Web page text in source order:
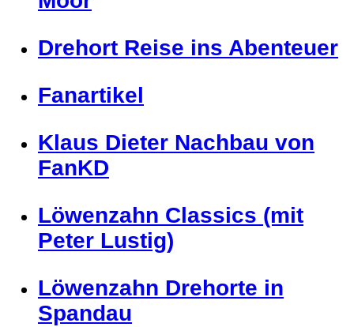
Drehort Reise ins Abenteuer
Fanartikel
Klaus Dieter Nachbau von
FanKD
Löwenzahn Classics (mit
Peter Lustig)
Löwenzahn Drehorte in
Spandau